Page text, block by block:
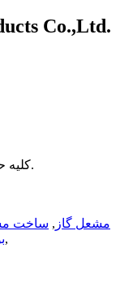
Co.,Ltd.
© Copyright - 2010-2020: کلیه حقوق محفوظ است.
مشعل گاز , ساخت
,